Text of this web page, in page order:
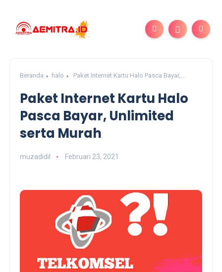
Beranda halo
Paket Internet Kartu Halo Pasca Bayar,
Paket Internet Kartu Halo
Pasca Bayar, Unlimited
serta Murah
muzadidil Februari 23, 2021